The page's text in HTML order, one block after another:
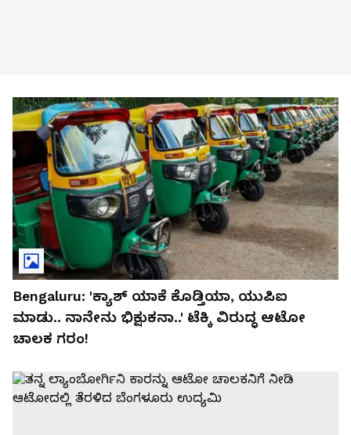
Bengaluru: 'ಕ್ಯಾಶ್‌ ಯಾಕೆ ಕೊಡ್ತಿಯಾ, ಯುಪಿಐ
ಮಾಡು.. ನಾನೇನು ಭಿಕ್ಷುಕನಾ..' ಟೆಕ್ಕಿ ವಿರುದ್ಧ ಆಟೋ
ಚಾಲಕ ಗರಂ!